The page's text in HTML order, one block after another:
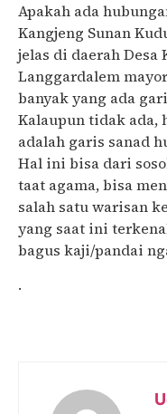
Apakah ada
Kangjeng Sunan
jelas di daerah Desa
Langgardalem
banyak yang ada
Kalaupun tidak ada,
adalah garis sanad
Hal ini bisa dari
taat agama, bisa
salah satu warisan
yang saat ini
bagus kaji/pandai
.